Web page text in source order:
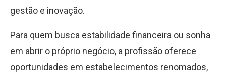
gestão e inovação.
Para quem busca estabilidade financeira ou sonha
em abrir o próprio negócio, a profissão oferece
oportunidades em estabelecimentos renomados,